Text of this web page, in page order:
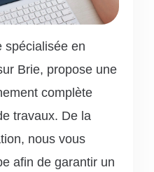
spécialisée en
Brie, propose une
complète
travaux. De la
nous vous
afin de garantir un